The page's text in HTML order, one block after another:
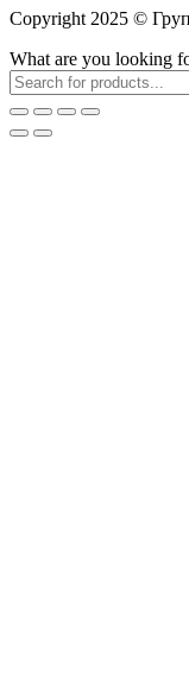
Copyright 2025 ©
What are you looking